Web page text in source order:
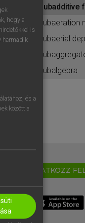
subadditive
subaeration
subaerial
subalgebra
IRATKOZZ
hogy a
is
harmadik
és a
között a